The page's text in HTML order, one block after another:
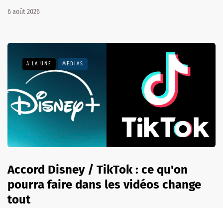
6 août 2026
A LA UNE MÉDIAS
Accord Disney / TikTok : ce qu'on
pourra faire dans les vidéos change
tout